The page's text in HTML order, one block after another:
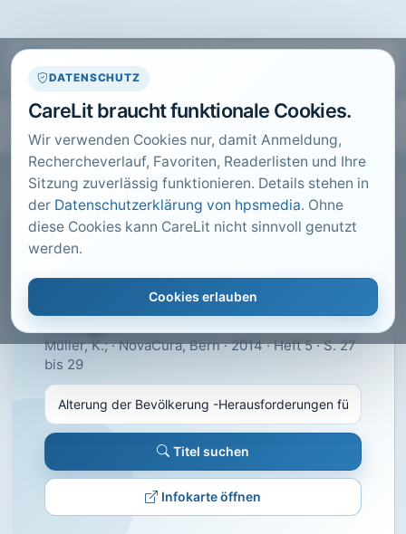
DATENSCHUTZ
CareLit braucht funktionale Cookies.
Wir verwenden Cookies nur, damit Anmeldung,
Rechercheverlauf, Favoriten, Readerlisten und Ihre
Sitzung zuverlässig funktionieren. Details stehen in
der Datenschutzerklärung von hpsmedia. Ohne
diese Cookies kann CareLit nicht sinnvoll genutzt
werden.
Cookies erlauben
CARELIT FACHARTIKEL
Alterung der Bevölkerung -
Herausforderungen für die
Pflege
Müller, K.; · NovaCura, Bern · 2014 · Heft 5 · S. 27
bis 29
Titel suchen
Infokarte öffnen